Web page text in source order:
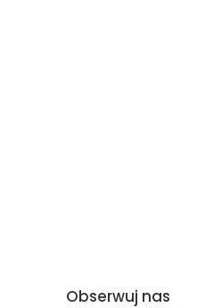
Obserwuj nas